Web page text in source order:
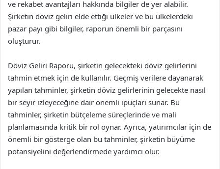
ve rekabet avantajları hakkında bilgiler de yer alabilir.
Şirketin döviz geliri elde ettiği ülkeler ve bu ülkelerdeki
pazar payı gibi bilgiler, raporun önemli bir parçasını
oluşturur.
Döviz Geliri Raporu, şirketin gelecekteki döviz gelirlerini
tahmin etmek için de kullanılır. Geçmiş verilere dayanarak
yapılan tahminler, şirketin döviz gelirlerinin gelecekte nasıl
bir seyir izleyeceğine dair önemli ipuçları sunar. Bu
tahminler, şirketin bütçeleme süreçlerinde ve mali
planlamasında kritik bir rol oynar. Ayrıca, yatırımcılar için de
önemli bir gösterge olan bu tahminler, şirketin büyüme
potansiyelini değerlendirmede yardımcı olur.